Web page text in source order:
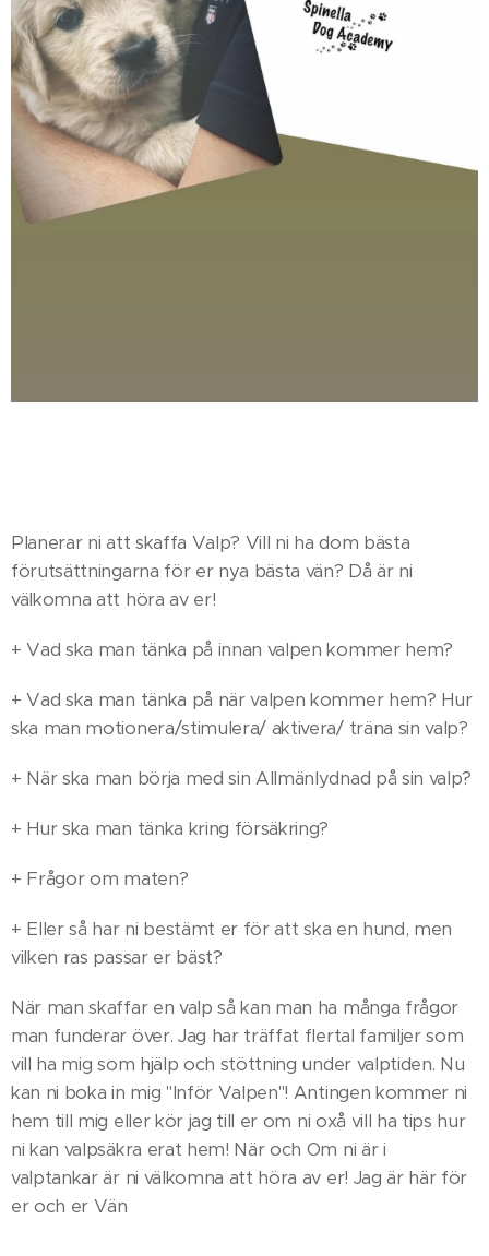
Planerar ni att skaffa Valp? Vill ni ha dom bästa
förutsättningarna för er nya bästa vän? Då är ni
välkomna att höra av er!
+ Vad ska man tänka på innan valpen kommer hem?
+ Vad ska man tänka på när valpen kommer hem? Hur
ska man motionera/stimulera/ aktivera/ träna sin valp?
+ När ska man börja med sin Allmänlydnad på sin valp?
+ Hur ska man tänka kring försäkring?
+ Frågor om maten?
+ Eller så har ni bestämt er för att ska en hund, men
vilken ras passar er bäst?
När man skaffar en valp så kan man ha många frågor
man funderar över. Jag har träffat flertal familjer som
vill ha mig som hjälp och stöttning under valptiden. Nu
kan ni boka in mig "Inför Valpen"! Antingen kommer ni
hem till mig eller kör jag till er om ni oxå vill ha tips hur
ni kan valpsäkra erat hem! När och Om ni är i
valptankar är ni välkomna att höra av er! Jag är här för
er och er Vän